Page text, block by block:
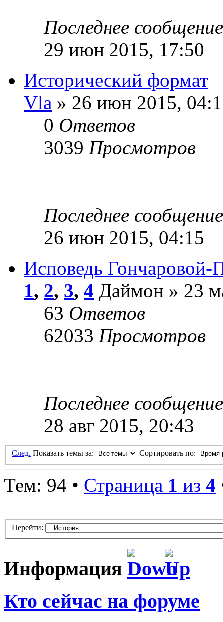
Последнее
29 июн 2015, 17:50
Исторический формат
Vla » 26 июн 2015,
0 Ответов
3039 Просмотров
Последнее
26 июн 2015, 04:15
Исповедь
1, 2, 3, 4 Даймон » 23
63 Ответов
62033 Просмотров
Последнее
28 авг 2015, 20:43
След. Показать темы за: Сортировать по:
Тем: 94 • Страница 1 из 4
Перейти:
Информация
Кто сейчас на форуме